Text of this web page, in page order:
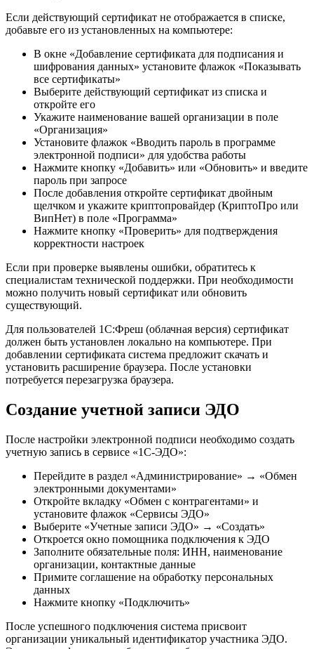
Если действующий сертификат не отображается в списке,
добавьте его из установленных на компьютере:
В окне «Добавление сертификата для подписания и
шифрования данных» установите флажок «Показывать
все сертификаты»
Выберите действующий сертификат из списка и
откройте его
Укажите наименование вашей организации в поле
«Организация»
Установите флажок «Вводить пароль в программе
электронной подписи» для удобства работы
Нажмите кнопку «Добавить» или «Обновить» и введите
пароль при запросе
После добавления откройте сертификат двойным
щелчком и укажите криптопровайдер (КриптоПро или
ВипНет) в поле «Программа»
Нажмите кнопку «Проверить» для подтверждения
корректности настроек
Если при проверке выявлены ошибки, обратитесь к
специалистам технической поддержки. При необходимости
можно получить новый сертификат или обновить
существующий.
Для пользователей 1С:Фреш (облачная версия) сертификат
должен быть установлен локально на компьютере. При
добавлении сертификата система предложит скачать и
установить расширение браузера. После установки
потребуется перезагрузка браузера.
Создание учетной записи ЭДО
После настройки электронной подписи необходимо создать
учетную запись в сервисе «1С-ЭДО»:
Перейдите в раздел «Администрирование» → «Обмен
электронными документами»
Откройте вкладку «Обмен с контрагентами» и
установите флажок «Сервисы ЭДО»
Выберите «Учетные записи ЭДО» → «Создать»
Откроется окно помощника подключения к ЭДО
Заполните обязательные поля: ИНН, наименование
организации, контактные данные
Примите соглашение на обработку персональных
данных
Нажмите кнопку «Подключить»
После успешного подключения система присвоит
организации уникальный идентификатор участника ЭДО.